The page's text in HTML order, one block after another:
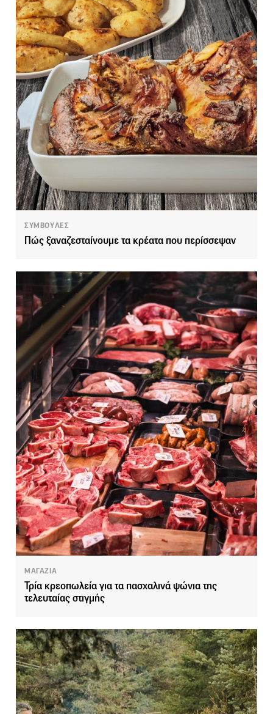
ΣΥΜΒΟΥΛΕΣ
Πώς ξαναζεσταίνουμε τα κρέατα που περίσσεψαν
ΜΑΓΑΖΙΑ
Τρία κρεοπωλεία για τα πασχαλινά ψώνια της
τελευταίας στιγμής